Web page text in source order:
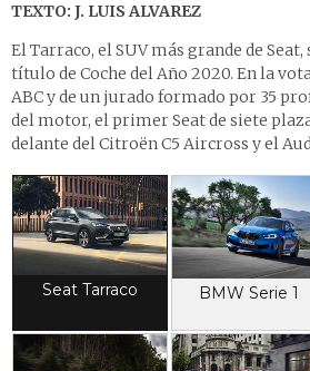
TEXTO: J. LUIS ALVAREZ
El Tarraco, el SUV más grande de Seat,
título de Coche del Año 2020. En la
ABC y de un jurado formado por 35
del motor, el primer Seat de siete
delante del Citroën C5 Aircross y el
Seat Tarraco BMW Serie 1